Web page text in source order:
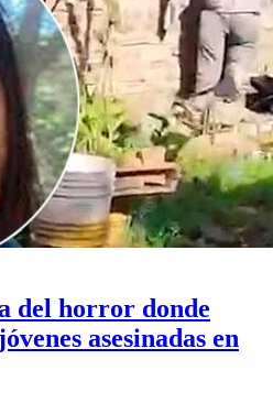
del horror donde
asesinadas en